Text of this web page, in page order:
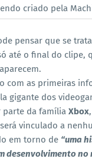
criado pela
pensar que se
até o final do clipe,
com as primeiras
gigante dos
parte da família Xbox
vinculado a
em torno de “uma
desenvolvimento no